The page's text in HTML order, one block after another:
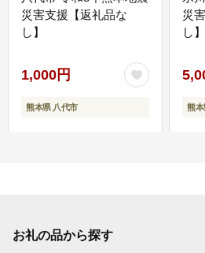
災害支援【返礼品な
し】
1,000円
熊本県 八代市
災
し】
熊本
お礼の品から探す